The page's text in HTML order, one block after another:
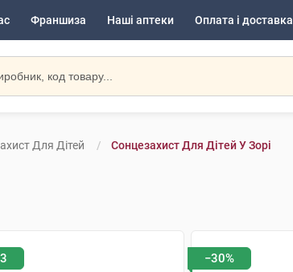
Франшиза Наші аптеки Оплата і доставка
Для Дітей Сонцезахист Для Дітей У Зорі
−30%